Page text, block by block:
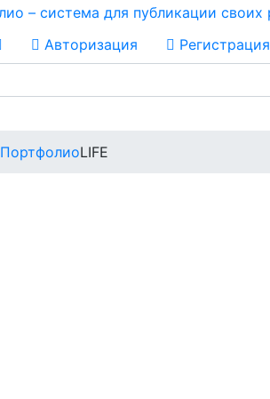
Авторизация Регистрация
ПортфолиоLIFE